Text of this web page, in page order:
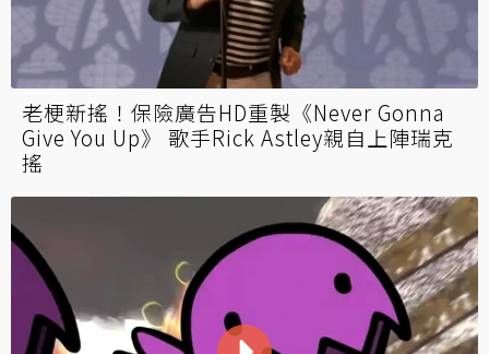
老梗新搖！保險廣告HD重製《Never Gonna
Give You Up》 歌手Rick Astley親自上陣瑞克
搖